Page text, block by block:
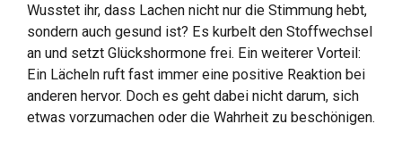
Wusstet ihr, dass Lachen nicht nur die Stimmung hebt,
sondern auch gesund ist? Es kurbelt den Stoffwechsel
an und setzt Glückshormone frei. Ein weiterer Vorteil:
Ein Lächeln ruft fast immer eine positive Reaktion bei
anderen hervor. Doch es geht dabei nicht darum, sich
etwas vorzumachen oder die Wahrheit zu beschönigen.